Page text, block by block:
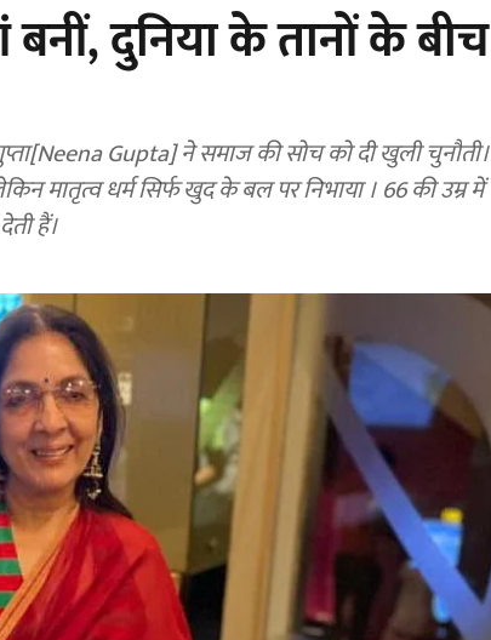
बनीं, दुनिया के तानों के बीच
Gupta] ने समाज की सोच को दी खुली चुनौती।
मातृत्व धर्म सिर्फ खुद के बल पर निभाया । 66 की उम्र में
हैं।